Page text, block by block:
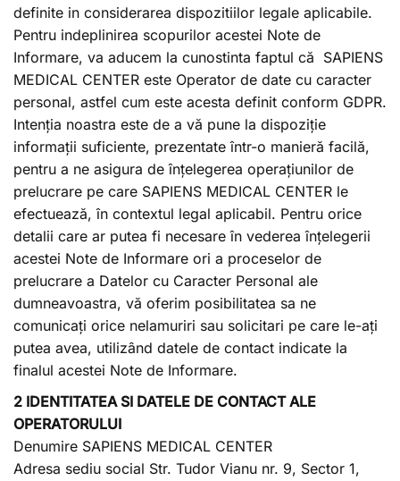
definite in considerarea dispozitiilor legale aplicabile.
Pentru indeplinirea scopurilor acestei Note de
Informare, va aducem la cunostinta faptul că SAPIENS
MEDICAL CENTER este Operator de date cu caracter
personal, astfel cum este acesta definit conform GDPR.
Intenția noastra este de a vă pune la dispoziție
informații suficiente, prezentate într-o manieră facilă,
pentru a ne asigura de înțelegerea operațiunilor de
prelucrare pe care SAPIENS MEDICAL CENTER le
efectuează, în contextul legal aplicabil. Pentru orice
detalii care ar putea fi necesare în vederea înțelegerii
acestei Note de Informare ori a proceselor de
prelucrare a Datelor cu Caracter Personal ale
dumneavoastra, vă oferim posibilitatea sa ne
comunicați orice nelamuriri sau solicitari pe care le-ați
putea avea, utilizând datele de contact indicate la
finalul acestei Note de Informare.
2 IDENTITATEA SI DATELE DE CONTACT ALE
OPERATORULUI
Denumire SAPIENS MEDICAL CENTER
Adresa sediu social Str. Tudor Vianu nr. 9, Sector 1,